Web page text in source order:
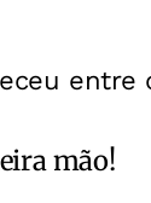
entre
mão!